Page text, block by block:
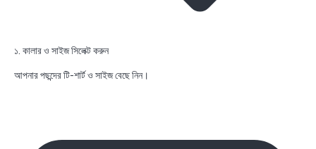
১. কালার ও সাইজ সিলেক্ট করুন
আপনার পছন্দের টি-শার্ট ও সাইজ বেছে নিন।